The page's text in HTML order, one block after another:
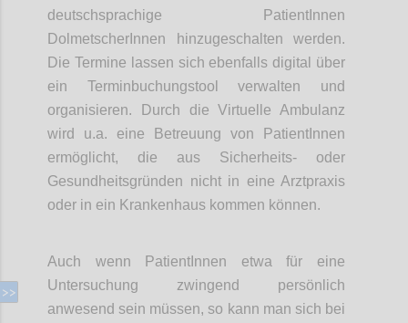
deutschsprachige PatientInnen
DolmetscherInnen hinzugeschalten werden.
Die Termine lassen sich ebenfalls digital über
ein Terminbuchungstool verwalten und
organisieren. Durch die Virtuelle Ambulanz
wird u.a. eine Betreuung von PatientInnen
ermöglicht, die aus Sicherheits- oder
Gesundheitsgründen nicht in eine Arztpraxis
oder in ein Krankenhaus kommen können.
Auch wenn PatientInnen etwa für eine
Untersuchung zwingend persönlich
anwesend sein müssen, so kann man sich bei